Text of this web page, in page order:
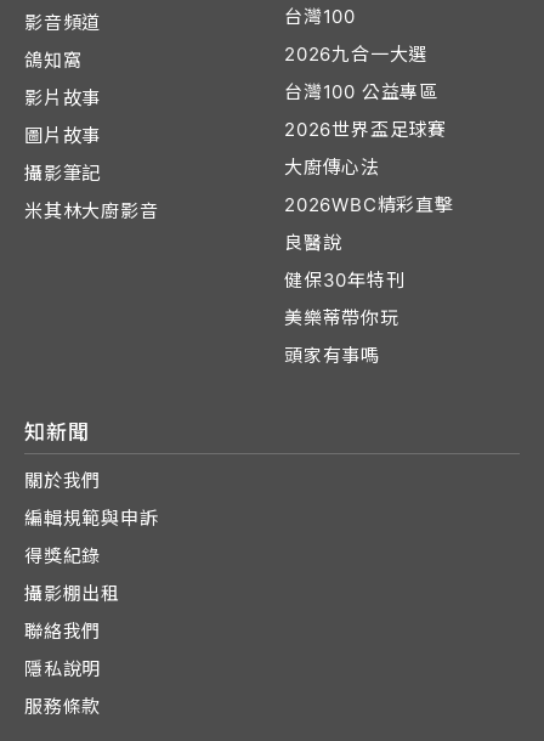
影音頻道
鴿知窩
影片故事
圖片故事
攝影筆記
米其林大廚影音
台灣100
2026九合一大選
台灣100 公益專區
2026世界盃足球賽
大廚傳心法
2026WBC精彩直擊
良醫說
健保30年特刊
美樂蒂帶你玩
頭家有事嗎
知新聞
關於我們
編輯規範與申訴
得獎紀錄
攝影棚出租
聯絡我們
隱私說明
服務條款